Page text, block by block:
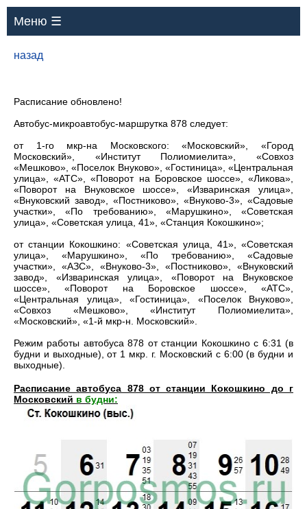
Меню ☰
назад
Расписание обновлено!
Автобус-микроавтобус-маршрутка 878 следует:
от 1-го мкр-на Московского: «Московский», «Город
Московский», «Институт Полиомиелита», «Совхоз
«Мешково», «Поселок Внуково», «Гостиница», «Центральная
улица», «АТС», «Поворот на Боровское шоссе», «Ликова»,
«Поворот на Внуковское шоссе», «Изваринская улица»,
«Внуковский завод», «Постниково», «Внуково-3», «Садовые
участки», «По требованию», «Марушкино», «Советская
улица», «Советская улица, 41», «Станция Кокошкино»;
от станции Кокошкино: «Советская улица, 41», «Советская
улица», «Марушкино», «По требованию», «Садовые
участки», «АЗС», «Внуково-3», «Постниково», «Внуковский
завод», «Изваринская улица», «Поворот на Внуковское
шоссе», «Поворот на Боровское шоссе», «АТС»,
«Центральная улица», «Гостиница», «Поселок Внуково»,
«Совхоз «Мешково», «Институт Полиомиелита»,
«Московский», «1-й мкр-н. Московский».
Режим работы автобуса 878 от станции Кокошкино с 6:31 (в
будни и выходные), от 1 мкр. г. Московский с 6:00 (в будни и
выходные).
Расписание автобуса 878 от станции Кокошкино до г
Московский в будни: